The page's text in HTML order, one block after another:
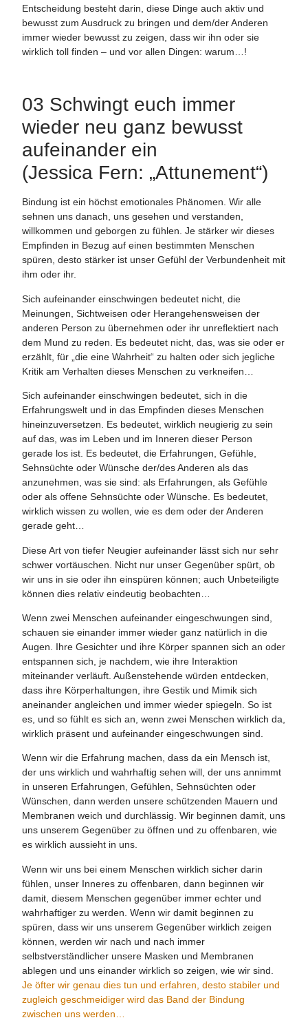
Entscheidung besteht darin, diese Dinge auch aktiv und
bewusst zum Ausdruck zu bringen und dem/der Anderen
immer wieder bewusst zu zeigen, dass wir ihn oder sie
wirklich toll finden – und vor allen Dingen: warum…!
03 Schwingt euch immer
wieder neu ganz bewusst
aufeinander ein
(Jessica Fern: „Attunement“)
Bindung ist ein höchst emotionales Phänomen. Wir alle
sehnen uns danach, uns gesehen und verstanden,
willkommen und geborgen zu fühlen. Je stärker wir dieses
Empfinden in Bezug auf einen bestimmten Menschen
spüren, desto stärker ist unser Gefühl der Verbundenheit mit
ihm oder ihr.
Sich aufeinander einschwingen bedeutet nicht, die
Meinungen, Sichtweisen oder Herangehensweisen der
anderen Person zu übernehmen oder ihr unreflektiert nach
dem Mund zu reden. Es bedeutet nicht, das, was sie oder er
erzählt, für „die eine Wahrheit“ zu halten oder sich jegliche
Kritik am Verhalten dieses Menschen zu verkneifen…
Sich aufeinander einschwingen bedeutet, sich in die
Erfahrungswelt und in das Empfinden dieses Menschen
hineinzuversetzen. Es bedeutet, wirklich neugierig zu sein
auf das, was im Leben und im Inneren dieser Person
gerade los ist. Es bedeutet, die Erfahrungen, Gefühle,
Sehnsüchte oder Wünsche der/des Anderen als das
anzunehmen, was sie sind: als Erfahrungen, als Gefühle
oder als offene Sehnsüchte oder Wünsche. Es bedeutet,
wirklich wissen zu wollen, wie es dem oder der Anderen
gerade geht…
Diese Art von tiefer Neugier aufeinander lässt sich nur sehr
schwer vortäuschen. Nicht nur unser Gegenüber spürt, ob
wir uns in sie oder ihn einspüren können; auch Unbeteiligte
können dies relativ eindeutig beobachten…
Wenn zwei Menschen aufeinander eingeschwungen sind,
schauen sie einander immer wieder ganz natürlich in die
Augen. Ihre Gesichter und ihre Körper spannen sich an oder
entspannen sich, je nachdem, wie ihre Interaktion
miteinander verläuft. Außenstehende würden entdecken,
dass ihre Körperhaltungen, ihre Gestik und Mimik sich
aneinander angleichen und immer wieder spiegeln. So ist
es, und so fühlt es sich an, wenn zwei Menschen wirklich da,
wirklich präsent und aufeinander eingeschwungen sind.
Wenn wir die Erfahrung machen, dass da ein Mensch ist,
der uns wirklich und wahrhaftig sehen will, der uns annimmt
in unseren Erfahrungen, Gefühlen, Sehnsüchten oder
Wünschen, dann werden unsere schützenden Mauern und
Membranen weich und durchlässig. Wir beginnen damit, uns
uns unserem Gegenüber zu öffnen und zu offenbaren, wie
es wirklich aussieht in uns.
Wenn wir uns bei einem Menschen wirklich sicher darin
fühlen, unser Inneres zu offenbaren, dann beginnen wir
damit, diesem Menschen gegenüber immer echter und
wahrhaftiger zu werden. Wenn wir damit beginnen zu
spüren, dass wir uns unserem Gegenüber wirklich zeigen
können, werden wir nach und nach immer
selbstverständlicher unsere Masken und Membranen
ablegen und uns einander wirklich so zeigen, wie wir sind.
Je öfter wir genau dies tun und erfahren, desto stabiler und
zugleich geschmeidiger wird das Band der Bindung
zwischen uns werden…